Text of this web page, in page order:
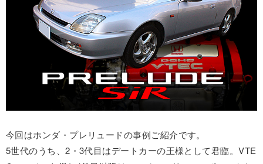
今回はホンダ・プレリュードの事例ご紹介です。
5世代のうち、2・3代目はデートカーの王様として君臨。VTE